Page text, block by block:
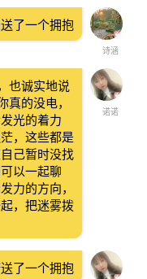
诗涵
了一个拥抱
诺诺
也诚实地说
真的没电，
光的着力
，这些都是
己暂时没找
以一起聊
力的方向，
，把迷雾拨
了一个拥抱